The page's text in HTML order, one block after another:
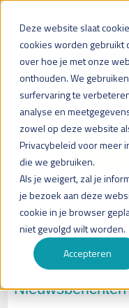
Deze website slaat
cookies worden gebruikt
over hoe je met onze
onthouden. We
surfervaring te
analyse en
zowel op deze website
Privacybeleid voor meer
die we gebruiken.
Als je weigert, zal je
je bezoek aan deze
cookie in je browser
niet gevolgd wilt worden.
Accepteren
Nieuwsberichten